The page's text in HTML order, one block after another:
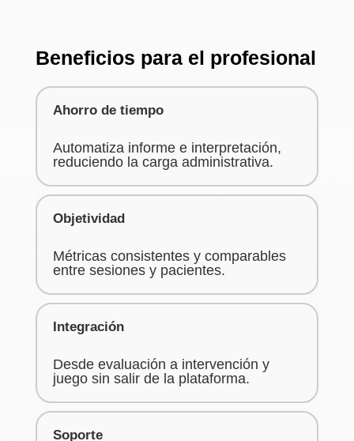
Beneficios para el profesional
Ahorro de tiempo
Automatiza informe e interpretación,
reduciendo la carga administrativa.
Objetividad
Métricas consistentes y comparables
entre sesiones y pacientes.
Integración
Desde evaluación a intervención y
juego sin salir de la plataforma.
Soporte